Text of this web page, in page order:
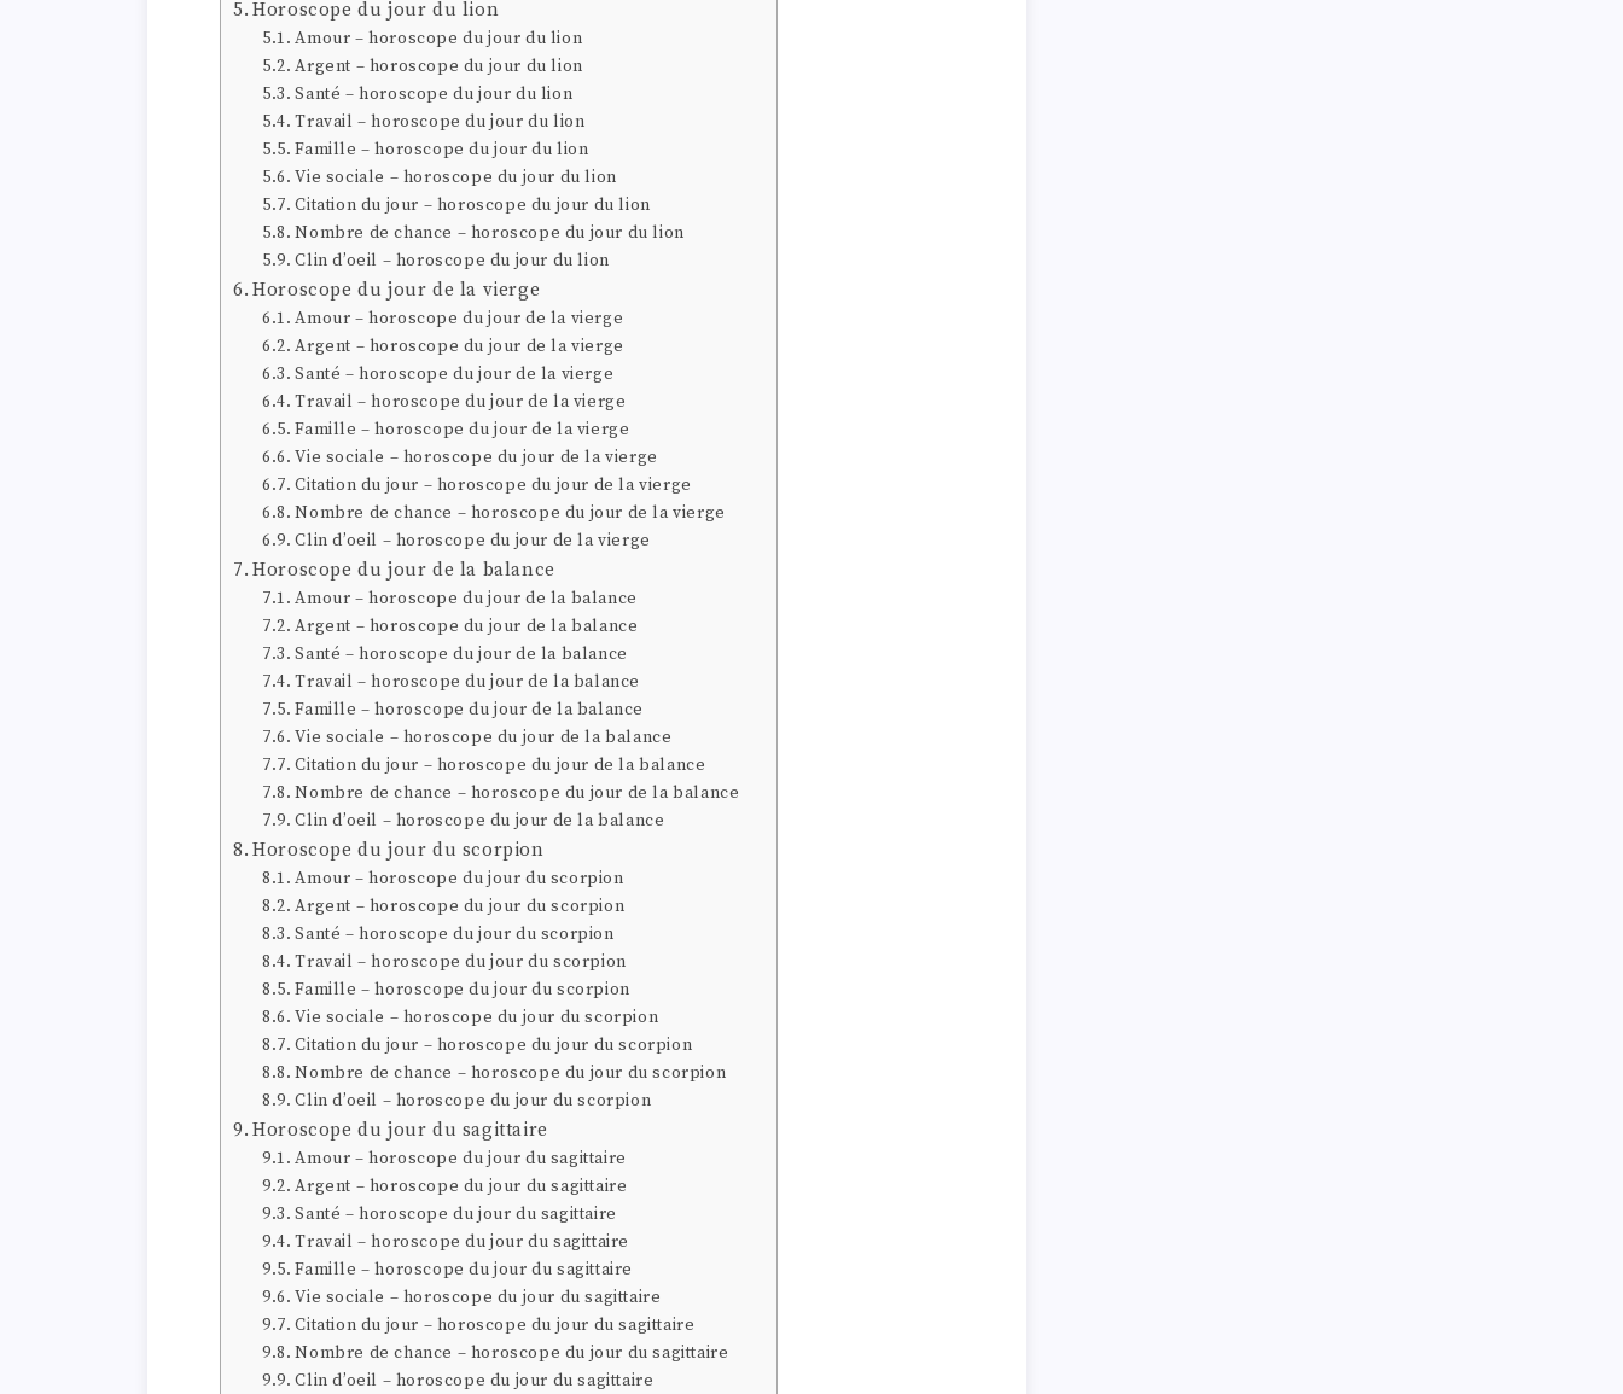
Horoscope du jour du lion
Amour – horoscope du jour du lion
Argent – horoscope du jour du lion
Santé – horoscope du jour du lion
Travail – horoscope du jour du lion
Famille – horoscope du jour du lion
Vie sociale – horoscope du jour du lion
Citation du jour – horoscope du jour du lion
Nombre de chance – horoscope du jour du lion
Clin d’oeil – horoscope du jour du lion
Horoscope du jour de la vierge
Amour – horoscope du jour de la vierge
Argent – horoscope du jour de la vierge
Santé – horoscope du jour de la vierge
Travail – horoscope du jour de la vierge
Famille – horoscope du jour de la vierge
Vie sociale – horoscope du jour de la vierge
Citation du jour – horoscope du jour de la vierge
Nombre de chance – horoscope du jour de la vierge
Clin d’oeil – horoscope du jour de la vierge
Horoscope du jour de la balance
Amour – horoscope du jour de la balance
Argent – horoscope du jour de la balance
Santé – horoscope du jour de la balance
Travail – horoscope du jour de la balance
Famille – horoscope du jour de la balance
Vie sociale – horoscope du jour de la balance
Citation du jour – horoscope du jour de la balance
Nombre de chance – horoscope du jour de la balance
Clin d’oeil – horoscope du jour de la balance
Horoscope du jour du scorpion
Amour – horoscope du jour du scorpion
Argent – horoscope du jour du scorpion
Santé – horoscope du jour du scorpion
Travail – horoscope du jour du scorpion
Famille – horoscope du jour du scorpion
Vie sociale – horoscope du jour du scorpion
Citation du jour – horoscope du jour du scorpion
Nombre de chance – horoscope du jour du scorpion
Clin d’oeil – horoscope du jour du scorpion
Horoscope du jour du sagittaire
Amour – horoscope du jour du sagittaire
Argent – horoscope du jour du sagittaire
Santé – horoscope du jour du sagittaire
Travail – horoscope du jour du sagittaire
Famille – horoscope du jour du sagittaire
Vie sociale – horoscope du jour du sagittaire
Citation du jour – horoscope du jour du sagittaire
Nombre de chance – horoscope du jour du sagittaire
Clin d’oeil – horoscope du jour du sagittaire